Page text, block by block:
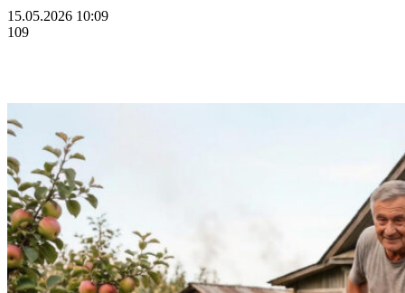
15.05.2026 10:09
109